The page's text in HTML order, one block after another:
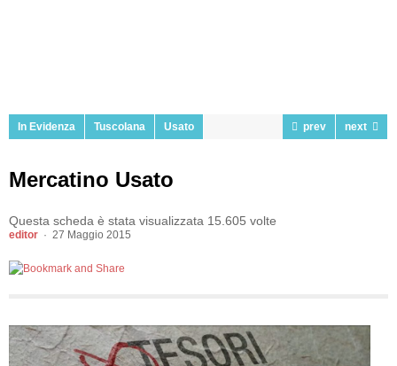
In Evidenza Tuscolana Usato prev next
Mercatino Usato
Questa scheda è stata visualizzata 15.605 volte
editor 27 Maggio 2015